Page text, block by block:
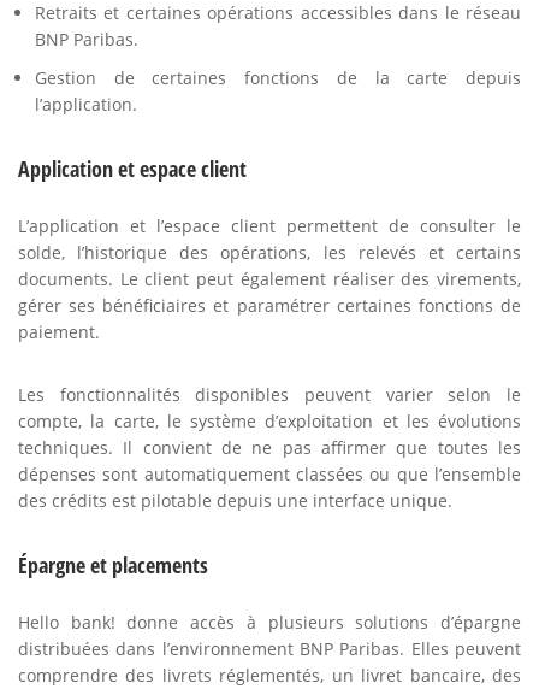
Retraits et certaines opérations accessibles dans le réseau
BNP Paribas.
Gestion de certaines fonctions de la carte depuis
l’application.
Application et espace client
L’application et l’espace client permettent de consulter le
solde, l’historique des opérations, les relevés et certains
documents. Le client peut également réaliser des virements,
gérer ses bénéficiaires et paramétrer certaines fonctions de
paiement.
Les fonctionnalités disponibles peuvent varier selon le
compte, la carte, le système d’exploitation et les évolutions
techniques. Il convient de ne pas affirmer que toutes les
dépenses sont automatiquement classées ou que l’ensemble
des crédits est pilotable depuis une interface unique.
Épargne et placements
Hello bank! donne accès à plusieurs solutions d’épargne
distribuées dans l’environnement BNP Paribas. Elles peuvent
comprendre des livrets réglementés, un livret bancaire, des